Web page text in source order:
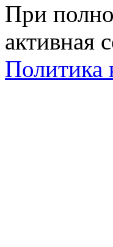
При
активная
Политика